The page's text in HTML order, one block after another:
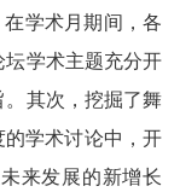
在学术月期间，各
学术主题充分开
。其次，挖掘了舞
的学术讨论中，开
来发展的新增长